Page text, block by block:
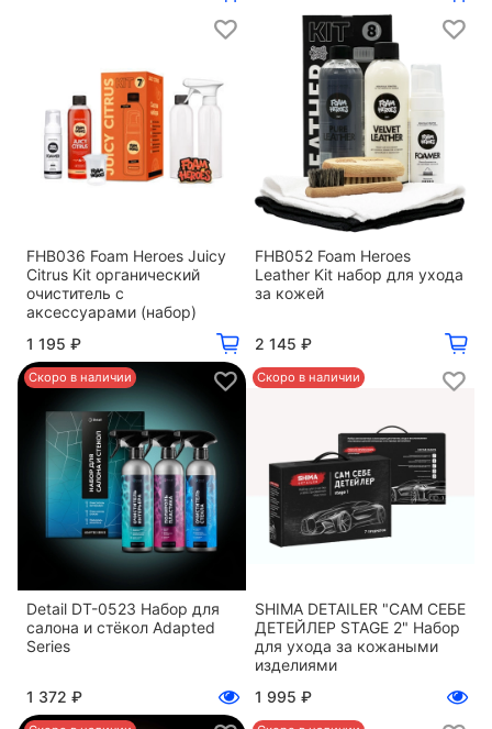
FHB036 Foam Heroes Juicy
Citrus Kit органический
очиститель с
аксессуарами (набор)
1 195 ₽
FHB052 Foam Heroes
Leather Kit набор для ухода
за кожей
2 145 ₽
Скоро в наличии
Detail DT-0523 Набор для
салона и стёкол Adapted
Series
1 372 ₽
Скоро в наличии
SHIMA DETAILER "САМ СЕБЕ
ДЕТЕЙЛЕР STAGE 2" Набор
для ухода за кожаными
изделиями
1 995 ₽